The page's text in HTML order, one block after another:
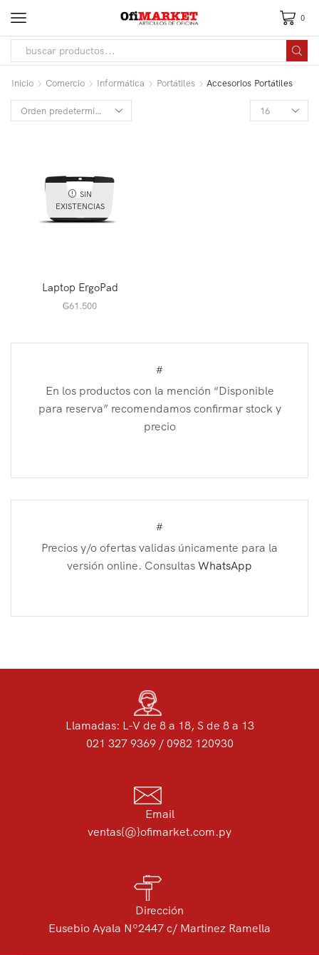
0
Inicio Comercio Informática Portátiles Accesorios Portátiles
SIN
EXISTENCIAS
Laptop ErgoPad
₲61.500
#
En los productos con la mención “Disponible
para reserva” recomendamos confirmar stock y
precio
#
Precios y/o ofertas validas únicamente para la
versión online. Consultas WhatsApp
Llamadas: L-V de 8 a 18, S de 8 a 13
021 327 9369 / 0982 120930
Email
ventas{@}ofimarket.com.py
Dirección
Eusebio Ayala Nº2447 c/ Martinez Ramella